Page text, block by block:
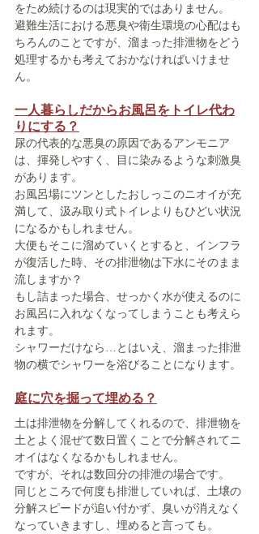
をため続けるのは現実的ではありません。
避難生活における悪臭や衛生環境の心配はも
ちろんのことですが、溜まった排泄物をどう
処理するかも考えておかなければいけませ
ん。
一人暮らしだからお風呂をトイレ代わ
りにする？
尿の代表的な悪臭の原因であるアンモニア
は、揮発しやすく、目に染みるような刺激臭
があります。
お風呂場にツンとしたおしっこのニオイが充
満して、汲み取り式トイレよりもひどい状況
になるかもしれません。
大便もそこに溜めていくとすると、インフラ
が復活した時、その排泄物は下水にそのまま
流しますか？
もし詰まった場合、せっかく水が使えるのに
お風呂に入れなくなってしまうことも考えら
れます。
シャワーだけなら…とはいえ、溜まった排泄
物の横でシャワーを浴びることになります。
庭に穴を掘って埋める？
土は排泄物を分解してくれるので、排泄物を
土とよく混ぜて数日置くことで分解されてニ
オイはなくなるかもしれません。
ですが、それは数回分の排泄の場合です。
同じところで何度も排泄していれば、土壌の
分解スピードが追い付かず、臭いが消えなく
なっていきますし、埋めると言っても。